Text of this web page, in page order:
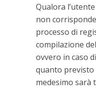
Qualora
non
processo di
compilazione
ovvero in caso
quanto
medesimo sarà